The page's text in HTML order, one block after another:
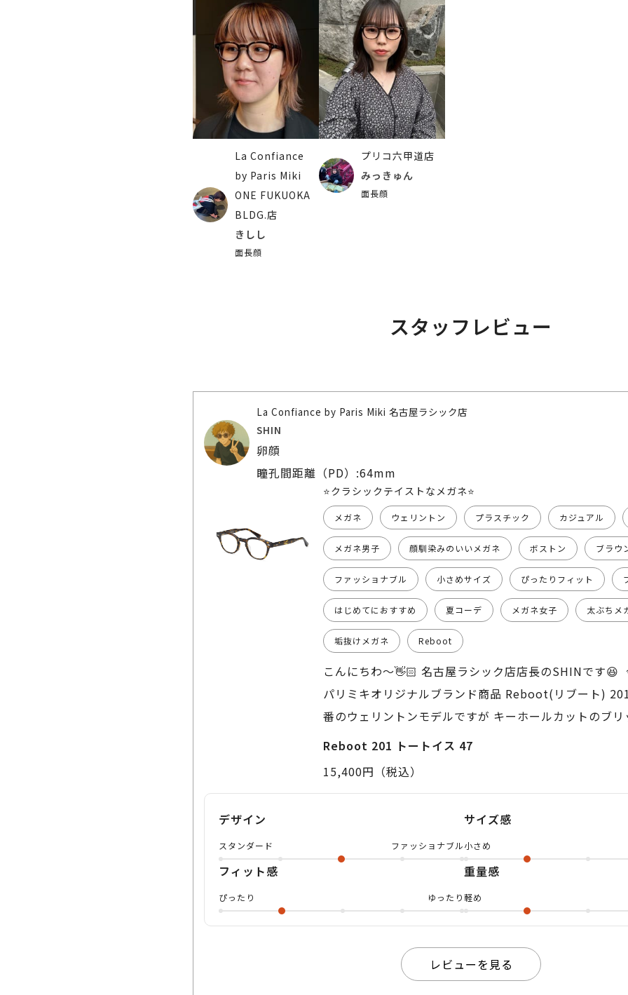
La Confiance
by Paris Miki
ONE FUKUOKA
BLDG.店
きしし
面長顔
プリコ六甲道店
みっきゅん
面長顔
スタッフレビュー
La Confiance by Paris Miki 名古屋ラシック店
SHIN
卵顔
瞳孔間距離（PD）:64mm
⭐️クラシックテイストなメガネ⭐️
メガネ ウェリントン プラスチック カジュアル
メガネ男子 顔馴染みのいいメガネ ボストン ブラウ
ファッショナブル 小さめサイズ ぴったりフィット
はじめてにおすすめ 夏コーデ メガネ女子 太ぶちメ
垢抜けメガネ Reboot
こんにちわ〜👋🏻 名古屋ラシック店店長のSHINです😆
パリミキオリジナルブランド商品 Reboot(リブート)
番のウェリントンモデルですが キーホールカットのブ
クラシックな印象を与えてくれますよ💁🏻 アセテート
のいいアイテムですよっ✌🏻 こちらもぜひ！ 店頭又は
Reboot 201 トートイス 47
15,400円（税込）
デザイン
スタンダード ファッショナブル
サイズ感
小さめ
フィット感
ぴったり ゆったり
重量感
軽め
レビューを見る